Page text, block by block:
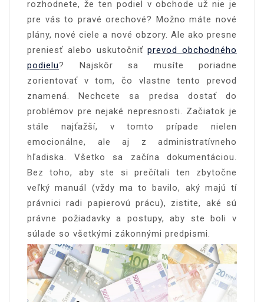
rozhodnete, že ten podiel v obchode už nie je
pre vás to pravé orechové? Možno máte nové
plány, nové ciele a nové obzory. Ale ako presne
preniesť alebo uskutočniťprevod obchodného
podielu? Najskôr sa musíte poriadne
zorientovať v tom, čo vlastne tento prevod
znamená. Nechcete sa predsa dostať do
problémov pre nejaké nepresnosti. Začiatok je
stále najťažší, v tomto prípade nielen
emocionálne, ale aj z administratívneho
hľadiska. Všetko sa začína dokumentáciou.
Bez toho, aby ste si prečítali ten zbytočne
veľký manuál (vždy ma to bavilo, aký majú tí
právnici radi papierovú prácu), zistite, aké sú
právne požiadavky a postupy, aby ste boli v
súlade so všetkými zákonnými predpismi.